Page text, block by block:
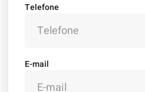
Telefone
E-mail